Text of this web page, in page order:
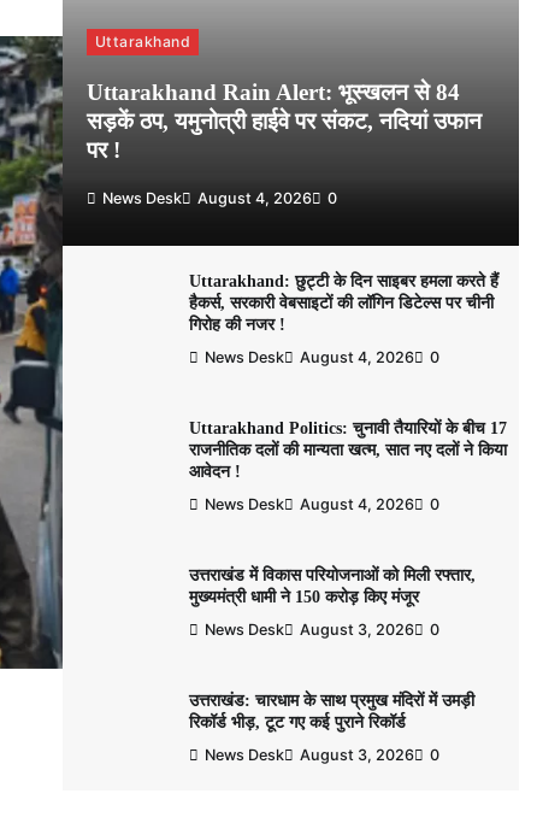
Uttarakhand
Uttarakhand Rain Alert: भूस्खलन से 84
सड़कें ठप, यमुनोत्री हाईवे पर संकट, नदियां उफान
पर !
News Desk August 4, 2026 0
Uttarakhand: छुट्टी के दिन साइबर हमला करते हैं
हैकर्स, सरकारी वेबसाइटों की लॉगिन डिटेल्स पर चीनी
गिरोह की नजर !
News Desk August 4, 2026 0
Uttarakhand Politics: चुनावी तैयारियों के बीच 17
राजनीतिक दलों की मान्यता खत्म, सात नए दलों ने किया
आवेदन !
News Desk August 4, 2026 0
उत्तराखंड में विकास परियोजनाओं को मिली रफ्तार,
मुख्यमंत्री धामी ने 150 करोड़ किए मंजूर
News Desk August 3, 2026 0
उत्तराखंड: चारधाम के साथ प्रमुख मंदिरों में उमड़ी
रिकॉर्ड भीड़, टूट गए कई पुराने रिकॉर्ड
News Desk August 3, 2026 0